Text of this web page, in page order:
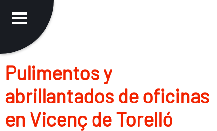
Pulimentos y
abrillantados de oficinas
en Vicenç de Torelló